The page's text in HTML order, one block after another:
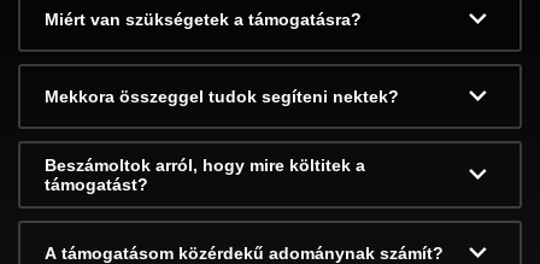
Miért van szükségetek a támogatásra?
Mekkora összeggel tudok segíteni nektek?
Beszámoltok arról, hogy mire költitek a
támogatást?
A támogatásom közérdekű adománynak számít?